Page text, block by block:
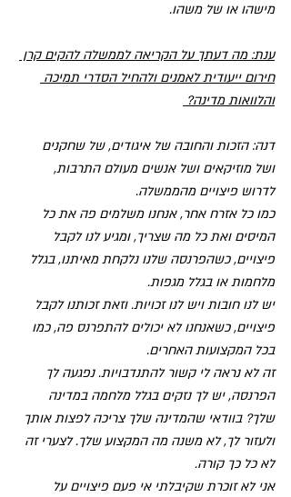
מישהו או של משהו.
ענת: מה דעתך על הקריאה לממשלה להקים קרן
חירום ייעודית לאמנים ולהחיל הסדרי תמיכה
והלוואות מדינה?
דנה: הזכות והחובה של איגודים, של שחקנים
ושל מוזיקאים ושל אנשים מעולם התרבות,
לדרוש פיצויים מהממשלה.
כמו כל אזרח אחר, אנחנו משלמים פה את כל
המיסים ואת כל מה שצריך, ומגיע לנו לקבל
פיצויים, כשהפרנסה שלנו נלקחת מאיתנו, בגלל
מלחמות או בגלל מגפות.
יש לנו חובות ויש לנו זכויות. וזאת זכותנו לקבל
פיצויים, כשאנחנו לא יכולים להתפרנס פה, כמו
בכל המקצועות האחרים.
זה לא נראה לי קשור להתנדבויות. נפגעה לך
הפרנסה, יש לך נזקים בגלל מלחמה במדינה
שלך? בוודאי שהמדינה שלך צריכה לפצות אותך
ולעזור לך, לא משנה מה המקצוע שלך. לצערי זה
לא כל כך קורה.
אני לא זוכרת שקיבלתי אי פעם פיצויים על